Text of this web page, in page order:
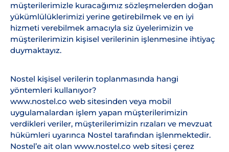
müşterilerimizle kuracağımız sözleşmelerden doğan
yükümlülüklerimizi yerine getirebilmek ve en iyi
hizmeti verebilmek amacıyla siz üyelerimizin ve
müşterilerimizin kişisel verilerinin işlenmesine ihtiyaç
duymaktayız.
Nostel kişisel verilerin toplanmasında hangi
yöntemleri kullanıyor?
www.nostel.co web sitesinden veya mobil
uygulamalardan işlem yapan müşterilerimizin
verdikleri veriler, müşterilerimizin rızaları ve mevzuat
hükümleri uyarınca Nostel tarafından işlenmektedir.
Nostel’e ait olan www.nostel.co web sitesi çerez